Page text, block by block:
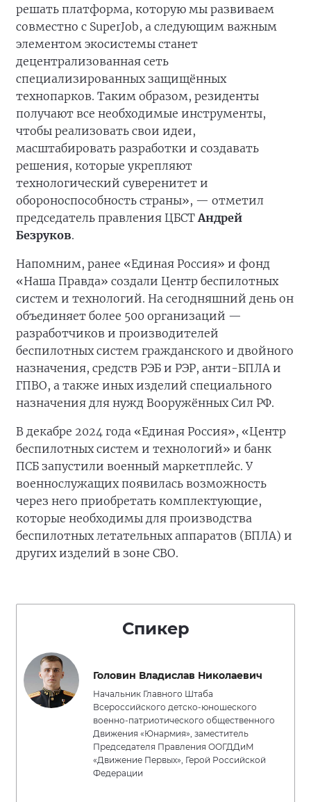
решать платформа, которую мы развиваем
совместно с SuperJob, а следующим важным
элементом экосистемы станет
децентрализованная сеть
специализированных защищённых
технопарков. Таким образом, резиденты
получают все необходимые инструменты,
чтобы реализовать свои идеи,
масштабировать разработки и создавать
решения, которые укрепляют
технологический суверенитет и
обороноспособность страны», — отметил
председатель правления ЦБСТАндрей
Безруков.
Напомним, ранее «Единая Россия» и фонд
«Наша Правда» создали Центр беспилотных
систем и технологий. На сегодняшний день он
объединяет более 500 организаций —
разработчиков и производителей
беспилотных систем гражданского и двойного
назначения, средств РЭБ и РЭР, анти-БПЛА и
ГПВО, а также иных изделий специального
назначения для нужд Вооружённых Сил РФ.
В декабре 2024 года «Единая Россия», «Центр
беспилотных систем и технологий» и банк
ПСБ запустили военный маркетплейс. У
военнослужащих появилась возможность
через него приобретать комплектующие,
которые необходимы для производства
беспилотных летательных аппаратов (БПЛА) и
других изделий в зоне СВО.
Спикер
Головин Владислав Николаевич
Начальник Главного Штаба
Всероссийского детско-юношеского
военно-патриотического общественного
Движения «Юнармия», заместитель
Председателя Правления ООГДДиМ
«Движение Первых», Герой Российской
Федерации